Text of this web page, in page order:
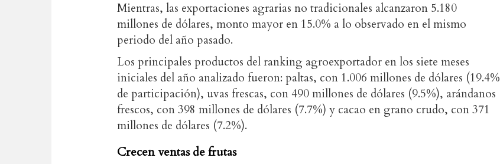
Mientras, las exportaciones agrarias no tradicionales alcanzaron 5.180
millones de dólares, monto mayor en 15.0% a lo observado en el mismo
periodo del año pasado.
Los principales productos del ranking agroexportador en los siete meses
iniciales del año analizado fueron: paltas, con 1.006 millones de dólares (19.4%
de participación), uvas frescas, con 490 millones de dólares (9.5%), arándanos
frescos, con 398 millones de dólares (7.7%) y cacao en grano crudo, con 371
millones de dólares (7.2%).
Crecen ventas de frutas